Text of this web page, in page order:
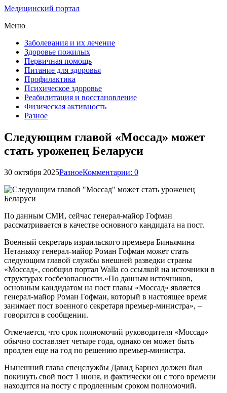
Медицинский портал
Меню
Заболевания и их лечение
Здоровье пожилых
Первичная помощь
Питание для здоровья
Профилактика
Психическое здоровье
Реабилитация и восстановление
Физическая активность
Разное
Следующим главой «Моссад» может
стать уроженец Беларуси
30 октября 2025РазноеКомментарии: 0
По данным СМИ, сейчас генерал-майор Гофман
рассматривается в качестве основного кандидата на пост.
Военный секретарь израильского премьера Биньямина
Нетаньяху генерал-майор Роман Гофман может стать
следующим главой службы внешней разведки страны
«Моссад», сообщил портал Walla со ссылкой на источники в
структурах госбезопасности.»По данным источников,
основным кандидатом на пост главы «Моссад» является
генерал-майор Роман Гофман, который в настоящее время
занимает пост военного секретаря премьер-министра», –
говорится в сообщении.
Отмечается, что срок полномочий руководителя «Моссад»
обычно составляет четыре года, однако он может быть
продлен еще на год по решению премьер-министра.
Нынешний глава спецслужбы Давид Барнеа должен был
покинуть свой пост 1 июня, и фактически он с того времени
находится на посту с продленным сроком полномочий.